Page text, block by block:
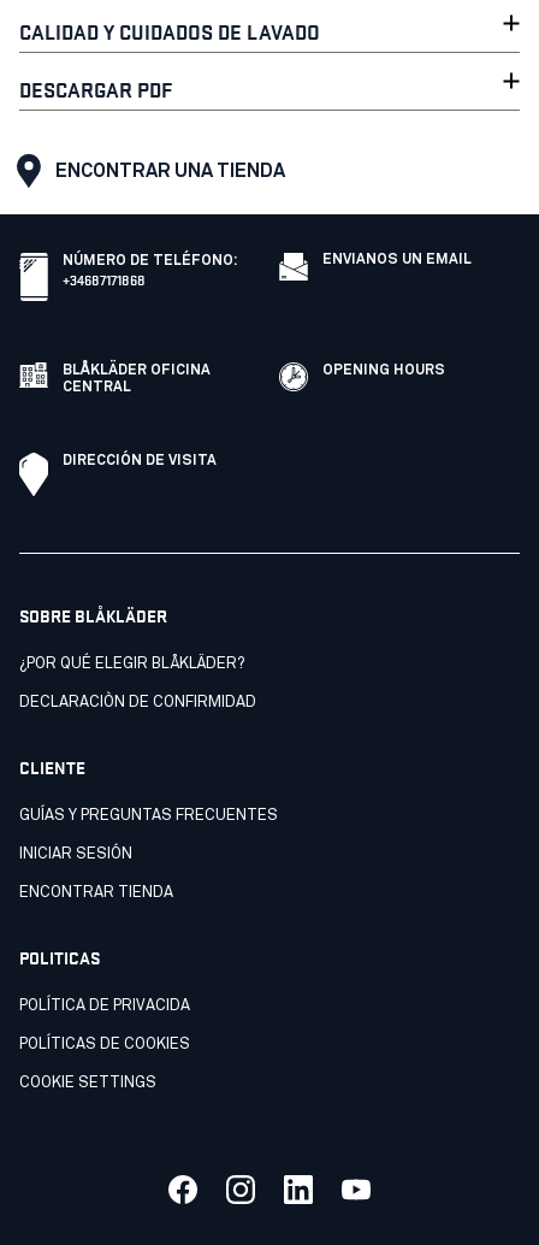
CALIDAD Y CUIDADOS DE LAVADO
DESCARGAR PDF
ENCONTRAR UNA TIENDA
NÚMERO DE TELÉFONO:
+34687171868
ENVIANOS UN EMAIL
BLÅKLÄDER OFICINA
CENTRAL
OPENING HOURS
DIRECCIÓN DE VISITA
SOBRE BLÅKLÄDER
¿POR QUÉ ELEGIR BLÅKLÄDER?
DECLARACIÒN DE CONFIRMIDAD
CLIENTE
GUÍAS Y PREGUNTAS FRECUENTES
INICIAR SESIÓN
ENCONTRAR TIENDA
POLITICAS
POLÍTICA DE PRIVACIDA
POLÍTICAS DE COOKIES
COOKIE SETTINGS